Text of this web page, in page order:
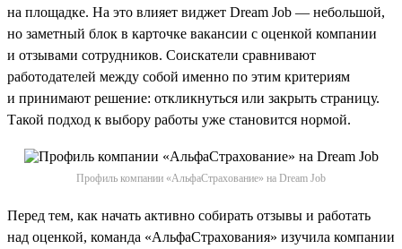
на площадке. На это влияет виджет Dream Job — небольшой,
но заметный блок в карточке вакансии с оценкой компании
и отзывами сотрудников. Соискатели сравнивают
работодателей между собой именно по этим критериям
и принимают решение: откликнуться или закрыть страницу.
Такой подход к выбору работы уже становится нормой.
Профиль компании «АльфаСтрахование» на Dream Job
Перед тем, как начать активно собирать отзывы и работать
над оценкой, команда «АльфаСтрахования» изучила компании